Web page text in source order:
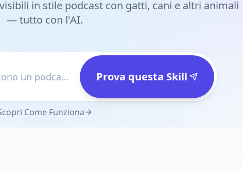
in stile podcast con gatti, cani e altri animali
— tutto con l'AI.
es. Due gatti che conducono un podcast dibattendo se i puntatori laser sono una cospirazione Prova questa Skill
Come Funziona